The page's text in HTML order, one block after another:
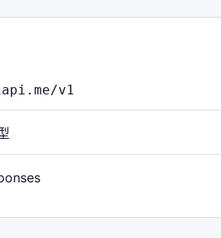
v1